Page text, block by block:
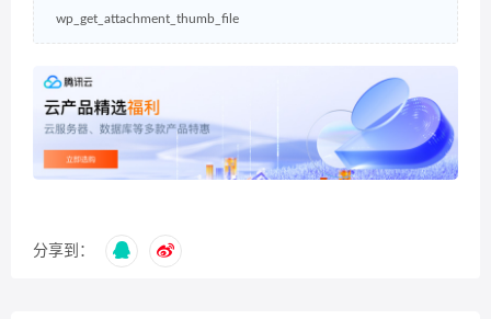
wp_get_attachment_thumb_file
分享到：